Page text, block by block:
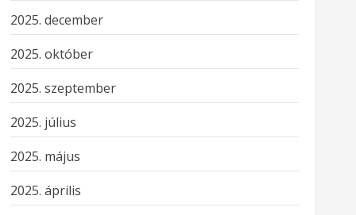
2025. december
2025. október
2025. szeptember
2025. július
2025. május
2025. április